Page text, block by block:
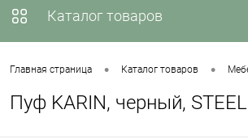
Каталог товаров
Главная страница • Каталог товаров •
Пуф KARIN, черный,